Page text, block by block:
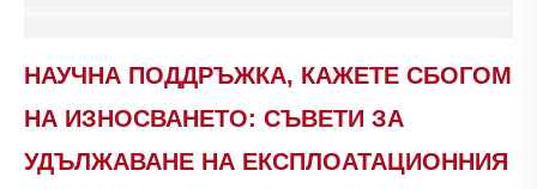
НАУЧНА ПОДДРЪЖКА, КАЖЕТЕ СБОГОМ
НА ИЗНОСВАНЕТО: СЪВЕТИ ЗА
УДЪЛЖАВАНЕ НА ЕКСПЛОАТАЦИОННИЯ